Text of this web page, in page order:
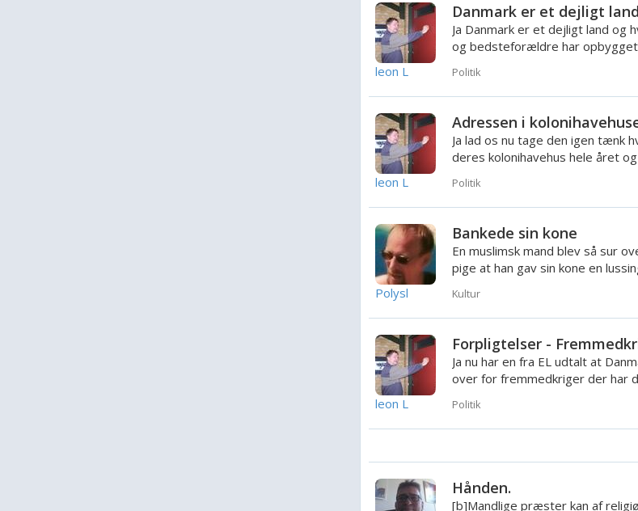
leon L
Danmark er et dejligt
Ja Danmark er et dejligt land og
og bedsteforældre har
Politik
leon L
Adressen i
Ja lad os nu tage den igen tænk
deres kolonihavehus hele året
Politik
Polysl
Bankede sin kone
En muslimsk mand blev så sur
pige at han gav sin kone en
Kultur
leon L
Forpligtelser -
Ja nu har en fra EL udtalt at
over for fremmedkriger der har
Politik
Hånden.
[b]Mandlige præster kan af